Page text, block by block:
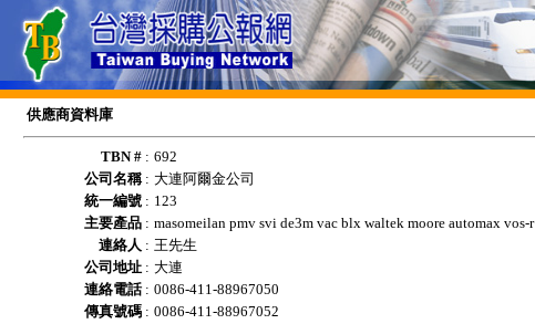
供應商資料庫
TBN # : 692
公司名稱: 大連阿爾金公司
統一編號 : 123
主要產品 : masomeilan pmv svi de3m vac blx waltek moore automax vos-r
連絡人 : 王先生
公司地址 : 大連
連絡電話: 0086-411-88967050
傳真號碼 : 0086-411-88967052